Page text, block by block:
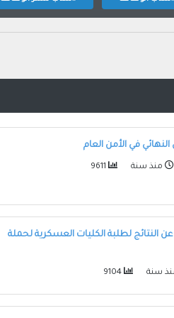
النهائي في الأمن العام
منذ سنة
عن النتائج لطلبة الكليات العسكرية لحملة
سنة